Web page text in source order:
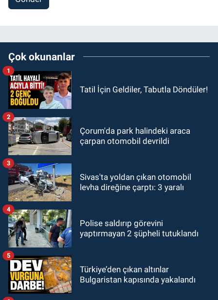
Çok okunanlar
Tatil İçin Geldiler, Tabutla Döndüler!
1
Çorum'da park halindeki araca
çarpan otomobil devrildi
2
Sivas'ta yoldan çıkan otomobil
levha direğine çarptı: 3 yaralı
3
Polise saldırıp görevini
yaptırmayan 2 şüpheli tutuklandı
4
Türkiye’den çıkan altınlar
Bulgaristan kapısında yakalandı
5